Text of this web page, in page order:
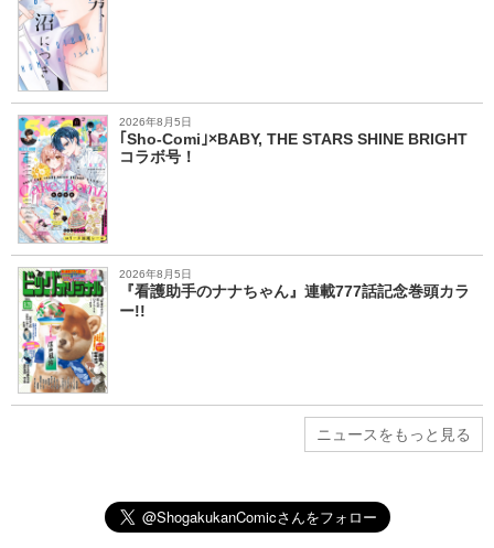
2026年8月5日
｢Sho-Comi｣×BABY, THE STARS SHINE BRIGHT
コラボ号！
2026年8月5日
『看護助手のナナちゃん』連載777話記念巻頭カラ
ー!!
ニュースをもっと見る